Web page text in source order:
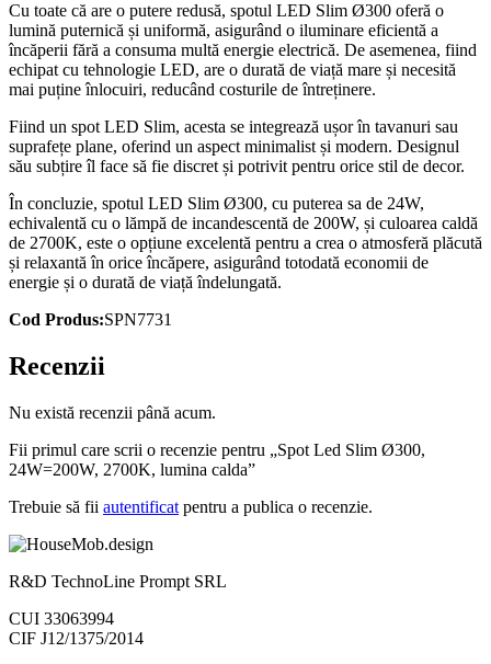
Cu toate că are o putere redusă, spotul LED Slim Ø300 oferă o
lumină puternică și uniformă, asigurând o iluminare eficientă a
încăperii fără a consuma multă energie electrică. De asemenea, fiind
echipat cu tehnologie LED, are o durată de viață mare și necesită
mai puține înlocuiri, reducând costurile de întreținere.
Fiind un spot LED Slim, acesta se integrează ușor în tavanuri sau
suprafețe plane, oferind un aspect minimalist și modern. Designul
său subțire îl face să fie discret și potrivit pentru orice stil de decor.
În concluzie, spotul LED Slim Ø300, cu puterea sa de 24W,
echivalentă cu o lămpă de incandescentă de 200W, și culoarea caldă
de 2700K, este o opțiune excelentă pentru a crea o atmosferă plăcută
și relaxantă în orice încăpere, asigurând totodată economii de
energie și o durată de viață îndelungată.
Cod Produs:SPN7731
Recenzii
Nu există recenzii până acum.
Fii primul care scrii o recenzie pentru „Spot Led Slim Ø300,
24W=200W, 2700K, lumina calda”
Trebuie să fii autentificat pentru a publica o recenzie.
R&D TechnoLine Prompt SRL
CUI 33063994
CIF J12/1375/2014